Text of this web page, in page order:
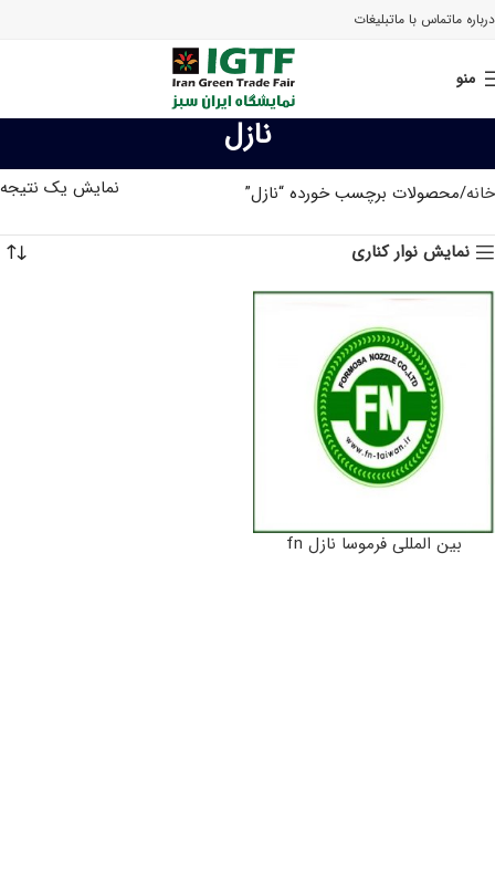
درباره ماتماس با ماتبلیغات
منو
نازل
خانه محصولات برچسب خورده “نازل” نمایش یک نتیجه
نمایش نوار کناری
بین المللی فرموسا نازل fn